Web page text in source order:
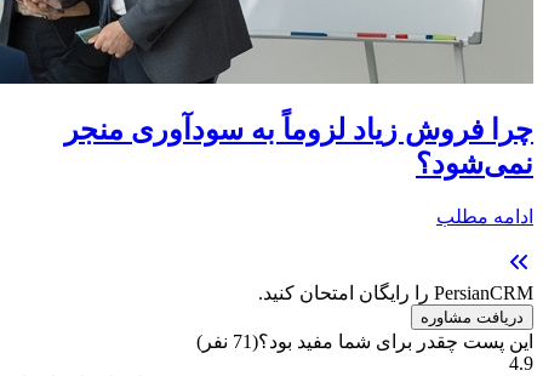
چرا فروش زیاد لزوماً به سودآوری منجر
نمی‌شود؟
ادامه مطلب
PersianCRM را رایگان امتحان کنید.
دریافت مشاوره
این پست چقدر برای شما مفید بود؟(
71 نفر)
4.9